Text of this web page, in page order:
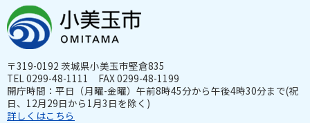
〒319-0192 茨城県小美玉市堅倉835
TEL 0299-48-1111 FAX 0299-48-1199
開庁時間：平日（月曜-金曜）午前8時45分から午後4時30分まで(祝
日、12月29日から1月3日を除く)
詳しくはこちら